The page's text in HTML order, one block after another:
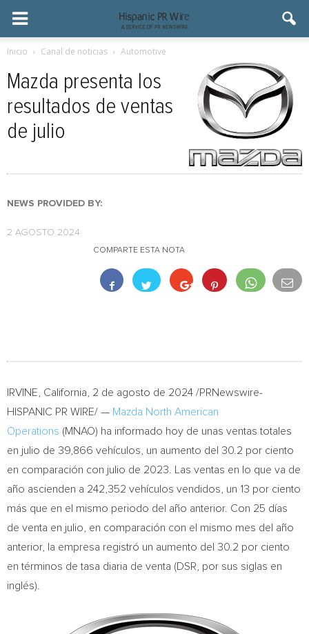
Inicio Canal de noticias Automotive
Mazda presenta los
resultados de ventas
de julio
NEWS PROVIDED BY:
2 AGOSTO 2024
COMPARTE ESTA NOTA
IRVINE, California 2 de agosto de 2024 /PRNewswire-
HISPANIC PR WIRE/ — Mazda North American
Operations (MNAO) ha informado hoy de unas ventas totales
en julio de 39,866 vehículos, un aumento del 30.2 por ciento
en comparación con julio de 2023. Las ventas en lo que va de
año ascienden a 242,352 vehículos vendidos, un 13 por ciento
más que en el mismo periodo del año anterior. Con 25 días
de venta en julio, en comparación con el mismo mes del año
anterior, la empresa registró un aumento del 30.2 por ciento
en términos de tasa diaria de venta (DSR, por sus siglas en
inglés).